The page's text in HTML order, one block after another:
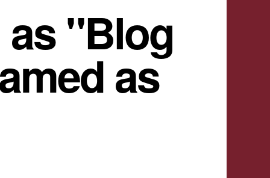
"Blog
as